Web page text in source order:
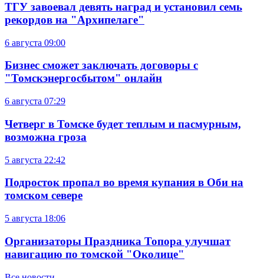
ТГУ завоевал девять наград и установил семь
рекордов на "Архипелаге"
6 августа 09:00
Бизнес сможет заключать договоры с
"Томскэнергосбытом" онлайн
6 августа 07:29
Четверг в Томске будет теплым и пасмурным,
возможна гроза
5 августа 22:42
Подросток пропал во время купания в Оби на
томском севере
5 августа 18:06
Организаторы Праздника Топора улучшат
навигацию по томской "Околице"